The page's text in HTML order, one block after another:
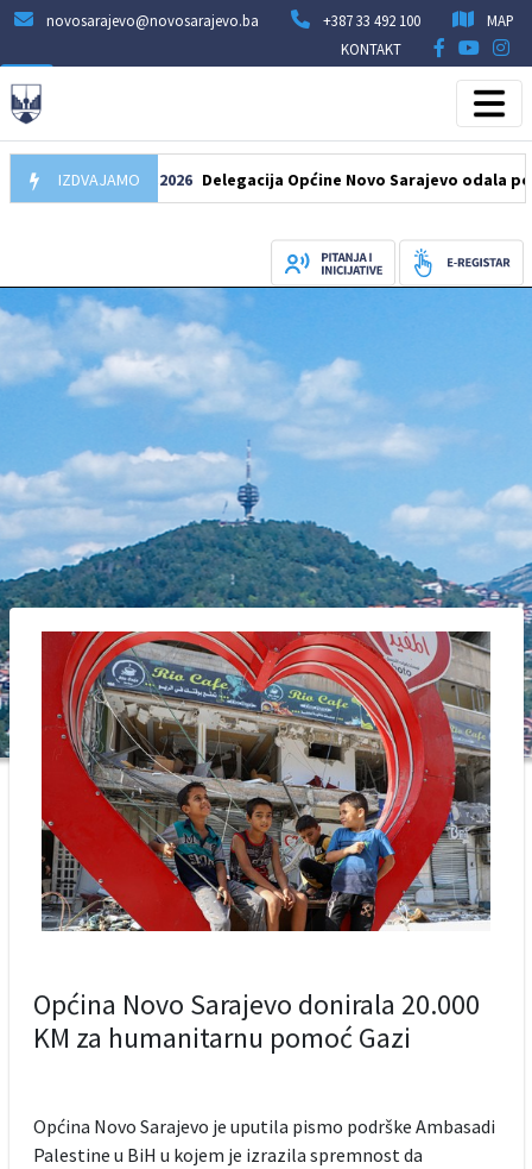
novosarajevo@novosarajevo.ba +387 33 492 100
MAP
KONTAKT
IZDVAJAMO
07.08.2026 Delegacija Općine Novo Sarajevo odala počast
Općina Novo Sarajevo donirala 20.000
KM za humanitarnu pomoć Gazi
Općina Novo Sarajevo je uputila pismo podrške Ambasadi
Palestine u BiH u kojem je izrazila spremnost da